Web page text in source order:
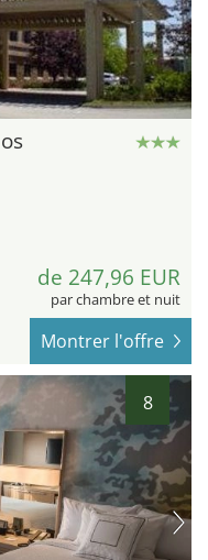
de 247,96 EUR
par chambre et nuit
Montrer l'offre
8